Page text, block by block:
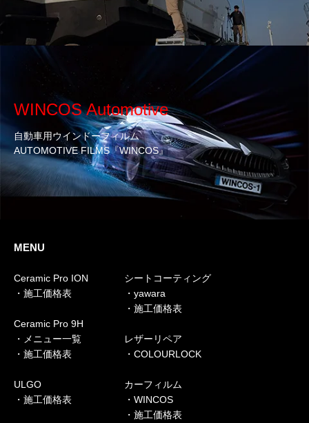
WINCOS Automotive
自動車用ウインドーフィルム
AUTOMOTIVE FILMS『WINCOS』
MENU
Ceramic Pro ION
・施工価格表
Ceramic Pro 9H
・メニュー一覧
・施工価格表
ULGO
・施工価格表
シートコーティング
・yawara
・施工価格表
レザーリペア
・COLOURLOCK
カーフィルム
・WINCOS
・施工価格表